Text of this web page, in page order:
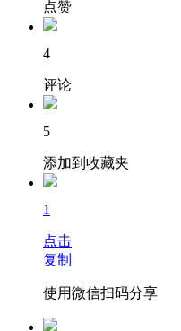
点赞
4
评论
5
添加到收藏夹
1
点击
复制
使用微信扫码分享